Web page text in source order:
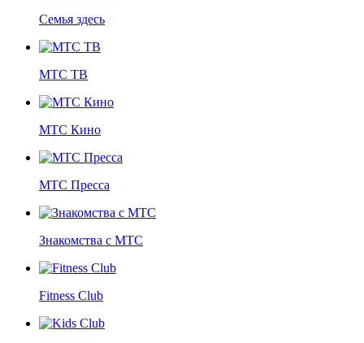
Семья здесь
МТС ТВ
МТС Кино
МТС Пресса
Знакомства с МТС
Fitness Club